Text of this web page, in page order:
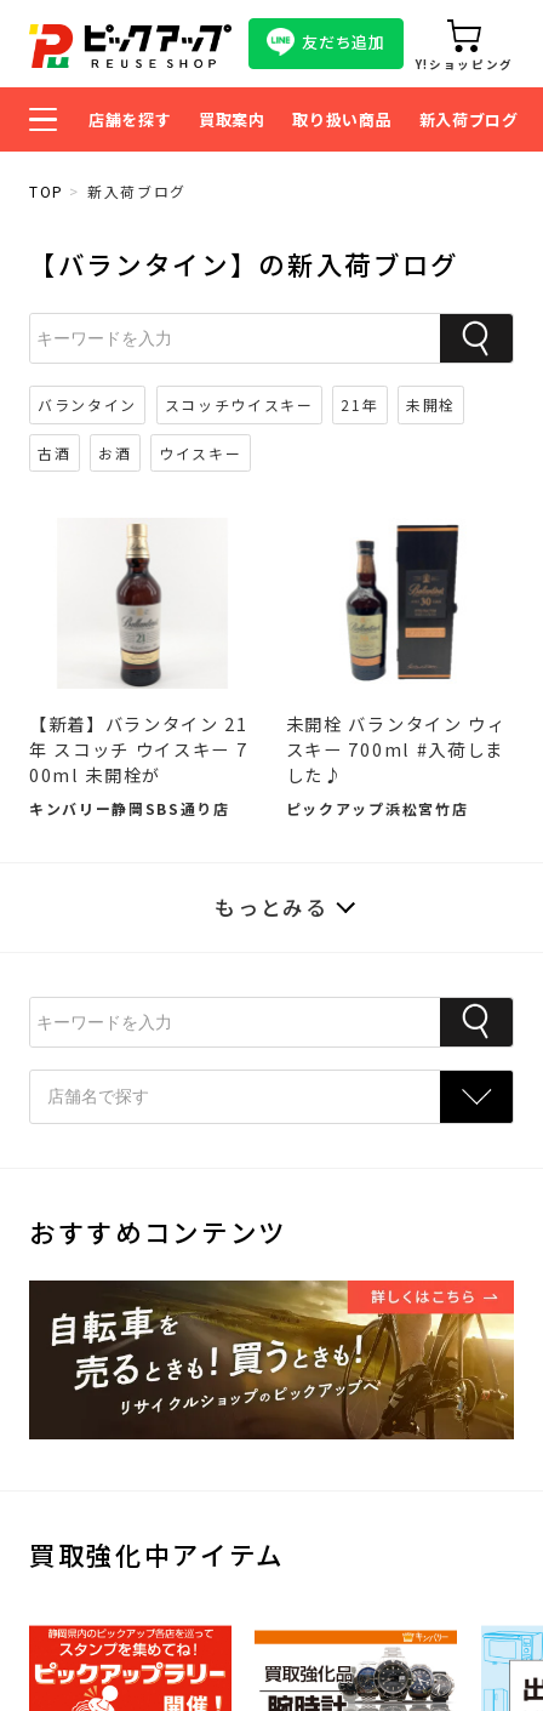
友だち追加
Y!ショッピング
店舗を探す 買取案内 取り扱い商品 新入荷ブログ
TOP 新入荷ブログ
【バランタイン】の新入荷ブログ
バランタイン スコッチウイスキー 21年 未開栓
古酒 お酒 ウイスキー
【新着】バランタイン 21
年 スコッチ ウイスキー 7
00ml 未開栓が
キンバリー静岡SBS通り店
未開栓 バランタイン ウィ
スキー 700ml #入荷しま
した♪
ピックアップ浜松宮竹店
もっとみる
おすすめコンテンツ
買取強化中アイテム